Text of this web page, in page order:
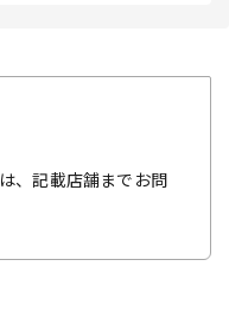
、記載店舗までお問